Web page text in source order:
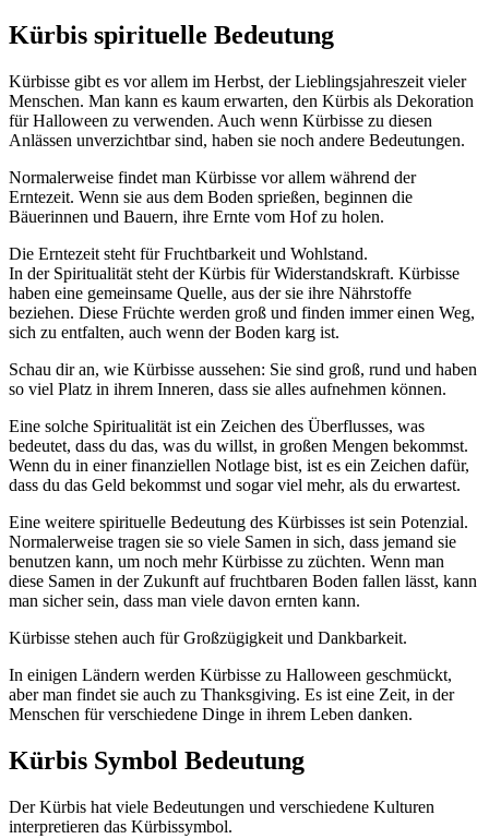
Kürbis spirituelle Bedeutung
Kürbisse gibt es vor allem im Herbst, der Lieblingsjahreszeit vieler
Menschen. Man kann es kaum erwarten, den Kürbis als Dekoration
für Halloween zu verwenden. Auch wenn Kürbisse zu diesen
Anlässen unverzichtbar sind, haben sie noch andere Bedeutungen.
Normalerweise findet man Kürbisse vor allem während der
Erntezeit. Wenn sie aus dem Boden sprießen, beginnen die
Bäuerinnen und Bauern, ihre Ernte vom Hof zu holen.
Die Erntezeit steht für Fruchtbarkeit und Wohlstand.
In der Spiritualität steht der Kürbis für Widerstandskraft. Kürbisse
haben eine gemeinsame Quelle, aus der sie ihre Nährstoffe
beziehen. Diese Früchte werden groß und finden immer einen Weg,
sich zu entfalten, auch wenn der Boden karg ist.
Schau dir an, wie Kürbisse aussehen: Sie sind groß, rund und haben
so viel Platz in ihrem Inneren, dass sie alles aufnehmen können.
Eine solche Spiritualität ist ein Zeichen des Überflusses, was
bedeutet, dass du das, was du willst, in großen Mengen bekommst.
Wenn du in einer finanziellen Notlage bist, ist es ein Zeichen dafür,
dass du das Geld bekommst und sogar viel mehr, als du erwartest.
Eine weitere spirituelle Bedeutung des Kürbisses ist sein Potenzial.
Normalerweise tragen sie so viele Samen in sich, dass jemand sie
benutzen kann, um noch mehr Kürbisse zu züchten. Wenn man
diese Samen in der Zukunft auf fruchtbaren Boden fallen lässt, kann
man sicher sein, dass man viele davon ernten kann.
Kürbisse stehen auch für Großzügigkeit und Dankbarkeit.
In einigen Ländern werden Kürbisse zu Halloween geschmückt,
aber man findet sie auch zu Thanksgiving. Es ist eine Zeit, in der
Menschen für verschiedene Dinge in ihrem Leben danken.
Kürbis Symbol Bedeutung
Der Kürbis hat viele Bedeutungen und verschiedene Kulturen
interpretieren das Kürbissymbol.